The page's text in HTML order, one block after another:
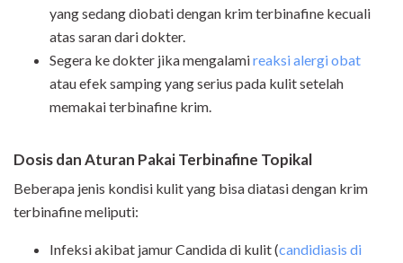
yang sedang diobati dengan krim terbinafine kecuali
atas saran dari dokter.
Segera ke dokter jika mengalamireaksi alergi obat
atau efek samping yang serius pada kulit setelah
memakai terbinafine krim.
Dosis danAturan PakaiTerbinafine Topikal
Beberapa jenis kondisi kulit yang bisa diatasi dengan krim
terbinafine meliputi:
Infeksi akibat jamur Candida di kulit (candidiasis di